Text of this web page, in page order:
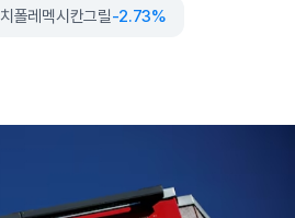
치폴레멕시칸그릴-2.73%